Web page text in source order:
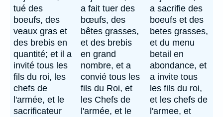
tué des
boeufs, des
veaux gras et
des brebis en
quantité; et il a
invité tous les
fils du roi, les
chefs de
l'armée, et le
sacrificateur
a fait tuer des
bœufs, des
bêtes grasses,
et des brebis
en grand
nombre, et a
convié tous les
fils du Roi, et
les Chefs de
l'armée, et le
a sacrifie des
boeufs et des
betes grasses,
et du menu
betail en
abondance, et
a invite tous
les fils du roi,
et les chefs de
l'armee, et